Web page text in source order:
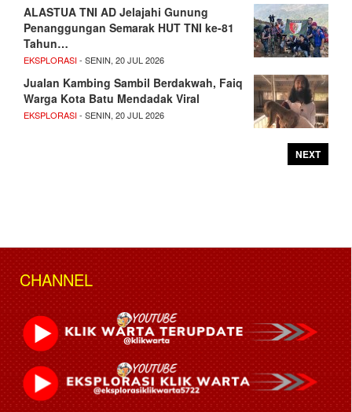
ALASTUA TNI AD Jelajahi Gunung
Penanggungan Semarak HUT TNI ke-81
Tahun…
EKSPLORASI- SENIN, 20 JUL 2026
Jualan Kambing Sambil Berdakwah, Faiq
Warga Kota Batu Mendadak Viral
EKSPLORASI- SENIN, 20 JUL 2026
NEXT
CHANNEL